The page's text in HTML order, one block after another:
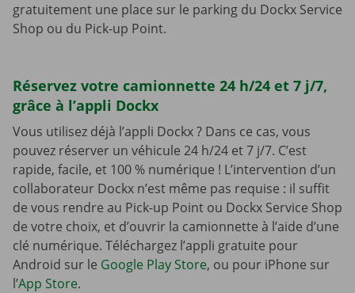
gratuitement une place sur le parking du Dockx Service
Shop ou du Pick-up Point.
Réservez votre camionnette 24 h/24 et 7 j/7,
grâce à l’appli Dockx
Vous utilisez déjà l’appli Dockx ? Dans ce cas, vous
pouvez réserver un véhicule 24 h/24 et 7 j/7. C’est
rapide, facile, et 100 % numérique ! L’intervention d’un
collaborateur Dockx n’est même pas requise : il suffit
de vous rendre au Pick-up Point ou Dockx Service Shop
de votre choix, et d’ouvrir la camionnette à l’aide d’une
clé numérique. Téléchargez l’appli gratuite pour
Android sur le Google Play Store, ou pour iPhone sur
l’App Store.